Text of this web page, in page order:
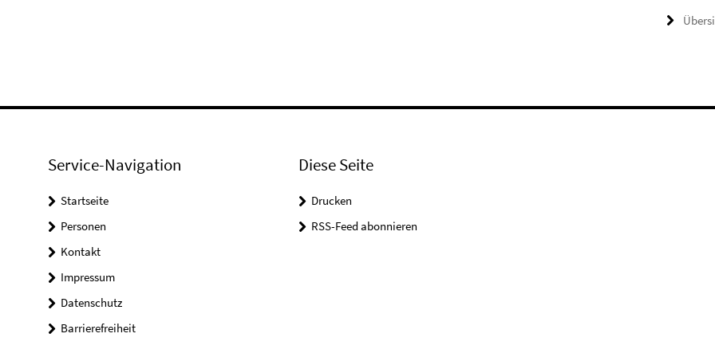
Service-Navigation
Startseite
Personen
Kontakt
Impressum
Datenschutz
Barrierefreiheit
Diese Seite
Drucken
RSS-Feed abonnieren